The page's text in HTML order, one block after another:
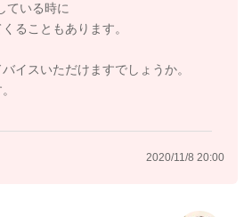
ている時に
ることもあります。
イスいただけますでしょうか。
2020/11/8 20:00